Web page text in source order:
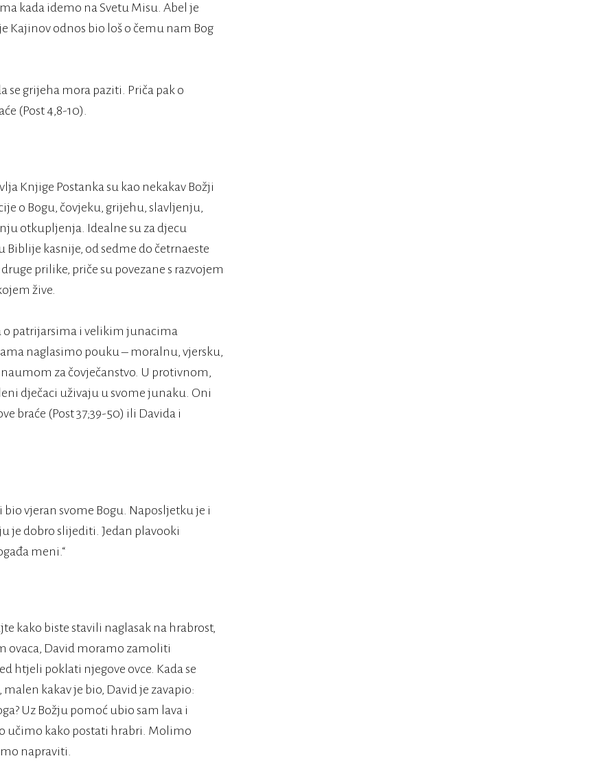
kada idemo na Svetu Misu. Abel je
Kajinov odnos bio loš o čemu nam Bog
se grijeha mora paziti. Priča pak o
(Post 4,8-10).
Knjige Postanka su kao nekakav Božji
o Bogu, čovjeku, grijehu, slavljenju,
otkupljenja. Idealne su za djecu
kasnije, od sedme do četrnaeste
prilike, priče su povezane s razvojem
žive.
o patrijarsima i velikim junacima
naglasimo pouku – moralnu, vjersku,
za čovječanstvo. U protivnom,
dječaci uživaju u svome junaku. Oni
braće (Post 37;39-50) ili Davida i
vjeran svome Bogu. Naposljetku je i
je dobro slijediti. Jedan plavooki
meni.“
kako biste stavili naglasak na hrabrost,
ovaca, David moramo zamoliti
htjeli poklati njegove ovce. Kada se
kakav je bio, David je zavapio:
Uz Božju pomoć ubio sam lava i
učimo kako postati hrabri. Molimo
napraviti.